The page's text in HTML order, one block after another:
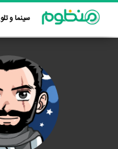
سینما و